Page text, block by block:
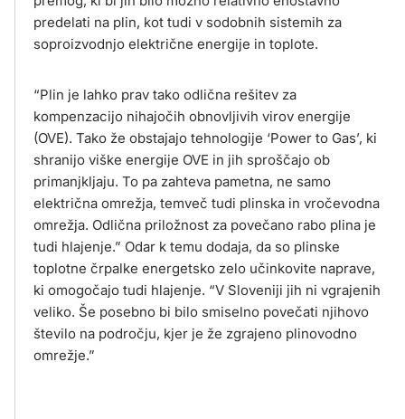
predelati na plin, kot tudi v sodobnih sistemih za
soproizvodnjo električne energije in toplote.
“Plin je lahko prav tako odlična rešitev za
kompenzacijo nihajočih obnovljivih virov energije
(OVE). Tako že obstajajo tehnologije ‘Power to Gas’, ki
shranijo viške energije OVE in jih sproščajo ob
primanjkljaju. To pa zahteva pametna, ne samo
električna omrežja, temveč tudi plinska in vročevodna
omrežja. Odlična priložnost za povečano rabo plina je
tudi hlajenje.” Odar k temu dodaja, da so plinske
toplotne črpalke energetsko zelo učinkovite naprave,
ki omogočajo tudi hlajenje. “V Sloveniji jih ni vgrajenih
veliko. Še posebno bi bilo smiselno povečati njihovo
število na področju, kjer je že zgrajeno plinovodno
omrežje.”